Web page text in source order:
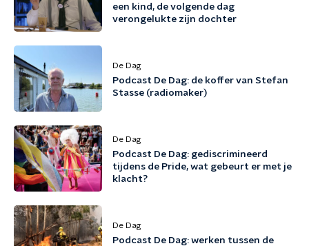
een kind, de volgende dag
verongelukte zijn dochter
De Dag
Podcast De Dag: de koffer van Stefan
Stasse (radiomaker)
De Dag
Podcast De Dag: gediscrimineerd
tijdens de Pride, wat gebeurt er met je
klacht?
De Dag
Podcast De Dag: werken tussen de